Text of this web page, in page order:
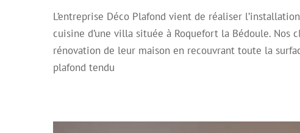
L’entreprise Déco Plafond vient de réaliser
cuisine d’une villa située à Roquefort la Bédoule.
rénovation de leur maison en recouvrant toute la
plafond tendu
Mise en place de Plafonds
Plafond décoratif Plafond